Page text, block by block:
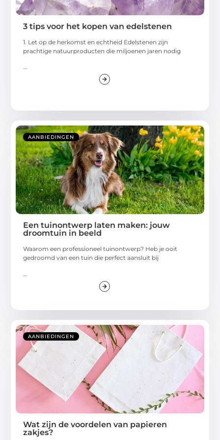
3 tips voor het kopen van edelstenen
1. Let op de herkomst en echtheid Edelstenen zijn
prachtige natuurproducten die miljoenen jaren nodig
...
AANBIEDINGEN
Een tuinontwerp laten maken: jouw
droomtuin in beeld
Waarom een professioneel tuinontwerp? Heb je ooit
gedroomd van een tuin die perfect aansluit bij
AANBIEDINGEN
Wat zijn de voordelen van papieren
zakjes?